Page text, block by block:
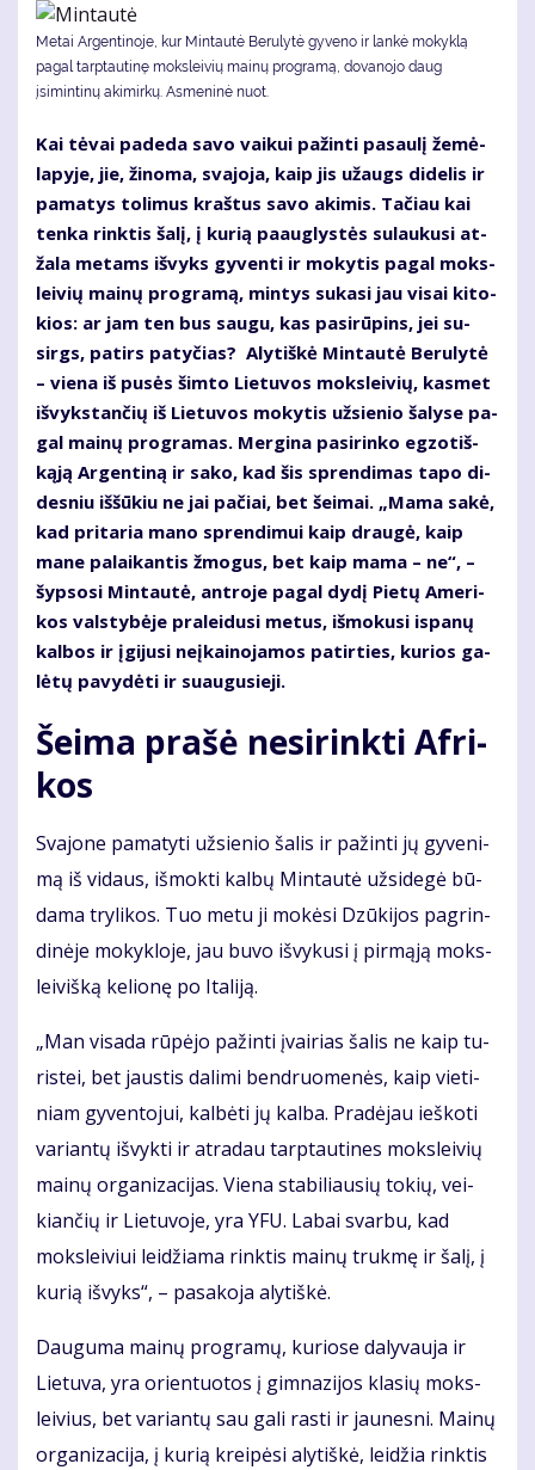
Metai Argentinoje, kur Mintautė Berulytė gyveno ir lankė mokyklą
pagal tarptautinę moksleivių mainų programą, dovanojo daug
įsimintinų akimirkų. Asmeninė nuot.
Kai tė­vai pa­de­da sa­vo vai­kui pa­žin­ti pa­sau­lį že­mė­
la­py­je, jie, ži­no­ma, sva­jo­ja, kaip jis už­augs di­de­lis ir
pa­ma­tys to­li­mus kraš­tus sa­vo aki­mis. Ta­čiau kai
ten­ka rink­tis ša­lį, į ku­rią pa­aug­lys­tės su­lau­ku­si at­
ža­la me­tams iš­vyks gy­ven­ti ir mo­ky­tis pa­gal moks­
lei­vių mai­nų pro­gra­mą, min­tys su­ka­si jau vi­sai ki­to­
kios: ar jam ten bus sau­gu, kas pa­si­rū­pins, jei su­
sirgs, pa­tirs pa­ty­čias? Aly­tiš­kė Min­tau­tė Be­ru­ly­tė
– vie­na iš pu­sės šim­to Lie­tu­vos moks­lei­vių, kas­met
iš­vyks­tan­čių iš Lie­tu­vos mo­ky­tis už­sie­nio ša­ly­se pa­
gal mai­nų pro­gra­mas. Mer­gi­na pa­si­rin­ko eg­zo­tiš­
ką­ją Ar­gen­ti­ną ir sa­ko, kad šis spren­di­mas ta­po di­
des­niu iš­šū­kiu ne jai pa­čiai, bet šei­mai. „Ma­ma sa­kė,
kad pri­ta­ria ma­no spren­di­mui kaip drau­gė, kaip
ma­ne pa­lai­kan­tis žmo­gus, bet kaip ma­ma – ne“, –
šyp­so­si Min­tau­tė, ant­ro­je pa­gal dy­dį Pie­tų Ame­ri­
kos vals­ty­bė­je pra­lei­du­si me­tus, iš­mo­ku­si is­pa­nų
kal­bos ir įgi­ju­si ne­įkai­no­ja­mos pa­tir­ties, ku­rios ga­
lė­tų pa­vy­dė­ti ir su­au­gu­sie­ji.
Šei­ma pra­šė ne­si­rink­ti Af­ri­
kos
Sva­jo­ne pa­ma­ty­ti už­sie­nio ša­lis ir pa­žin­ti jų gy­ve­ni­
mą iš vi­daus, iš­mok­ti kal­bų Min­tau­tė už­si­de­gė bū­
da­ma try­li­kos. Tuo me­tu ji mo­kė­si Dzū­ki­jos pa­grin­
di­nė­je mo­kyk­lo­je, jau bu­vo iš­vy­ku­si į pir­mą­ją moks­
lei­viš­ką ke­lio­nę po Ita­li­ją.
„Man vi­sa­da rū­pė­jo pa­žin­ti įvai­rias ša­lis ne kaip tu­
ris­tei, bet jaus­tis da­li­mi ben­druo­me­nės, kaip vie­ti­
niam gy­ven­to­jui, kal­bė­ti jų kal­ba. Pra­dė­jau ieš­ko­ti
va­rian­tų iš­vyk­ti ir at­ra­dau tarp­tau­ti­nes moks­lei­vių
mai­nų or­ga­ni­za­ci­jas. Vie­na sta­bi­liau­sių to­kių, vei­
kian­čių ir Lie­tu­vo­je, yra YFU. La­bai svar­bu, kad
moks­lei­viui lei­džia­ma rink­tis mai­nų truk­mę ir ša­lį, į
ku­rią iš­vyks“, – pa­sa­ko­ja aly­tiš­kė.
Dau­gu­ma mai­nų pro­gra­mų, ku­rio­se da­ly­vau­ja ir
Lie­tu­va, yra orien­tuo­tos į gim­na­zi­jos kla­sių moks­
lei­vius, bet va­rian­tų sau ga­li ras­ti ir jau­nes­ni. Mai­nų
or­ga­ni­za­ci­ja, į ku­rią krei­pė­si aly­tiš­kė, lei­džia rink­tis